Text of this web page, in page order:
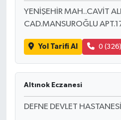
YENİŞEHİR MAH..CAVİT
CAD.MANSUROĞLU
Yol Tarifi Al 0
Altınok Eczanesi
DEFNE DEVLET